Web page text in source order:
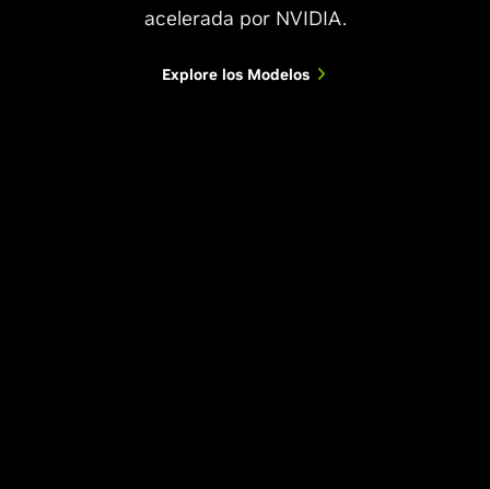
acelerada por NVIDIA.
Explore los Modelos